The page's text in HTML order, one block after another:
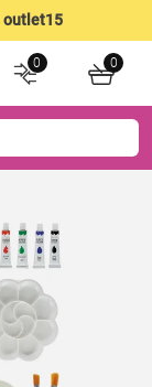
outlet15
0 0